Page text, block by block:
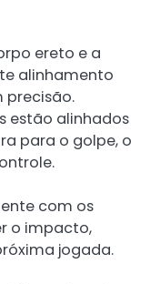
ereto e a
alinhamento
precisão.
estão alinhados
para o golpe, o
com os
o impacto,
jogada.